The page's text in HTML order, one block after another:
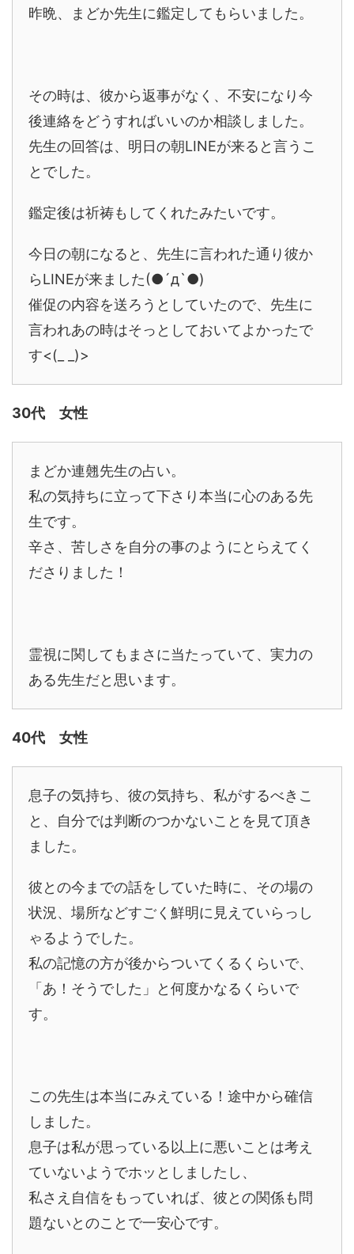
昨晩、まどか先生に鑑定してもらいました。
その時は、彼から返事がなく、不安になり今
後連絡をどうすればいいのか相談しました。
先生の回答は、明日の朝LINEが来ると言うこ
とでした。
鑑定後は祈祷もしてくれたみたいです。
今日の朝になると、先生に言われた通り彼か
らLINEが来ました(●´д`●)
催促の内容を送ろうとしていたので、先生に
言われあの時はそっとしておいてよかったで
す<(_ _)>
30代 女性
まどか連翹先生の占い。
私の気持ちに立って下さり本当に心のある先
生です。
辛さ、苦しさを自分の事のようにとらえてく
ださりました！
霊視に関してもまさに当たっていて、実力の
ある先生だと思います。
40代 女性
息子の気持ち、彼の気持ち、私がするべきこ
と、自分では判断のつかないことを見て頂き
ました。
彼との今までの話をしていた時に、その場の
状況、場所などすごく鮮明に見えていらっし
ゃるようでした。
私の記憶の方が後からついてくるくらいで、
「あ！そうでした」と何度かなるくらいで
す。
この先生は本当にみえている！途中から確信
しました。
息子は私が思っている以上に悪いことは考え
ていないようでホッとしましたし、
私さえ自信をもっていれば、彼との関係も問
題ないとのことで一安心です。